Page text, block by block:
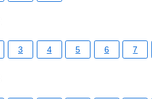
3 4 5 6 7